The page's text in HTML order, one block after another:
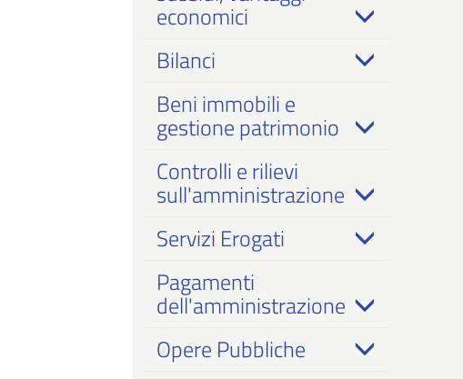
economici
Bilanci
Beni immobili e
gestione patrimonio
Controlli e rilievi
sull'amministrazione
Servizi Erogati
Pagamenti
dell'amministrazione
Opere Pubbliche